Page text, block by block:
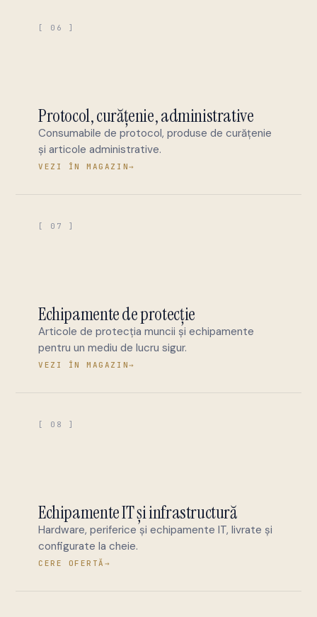
[ 06 ]
Protocol, curățenie, administrative
Consumabile de protocol, produse de curățenie
și articole administrative.
VEZI ÎN MAGAZIN→
[ 07 ]
Echipamente de protecție
Articole de protecția muncii și echipamente
pentru un mediu de lucru sigur.
VEZI ÎN MAGAZIN→
[ 08 ]
Echipamente IT și infrastructură
Hardware, periferice și echipamente IT, livrate și
configurate la cheie.
CERE OFERTĂ →